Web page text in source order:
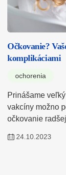
Očkovanie?
komplikáciami
ochorenia
Prinášame
vakcíny možno
očkovanie
24.10.2023